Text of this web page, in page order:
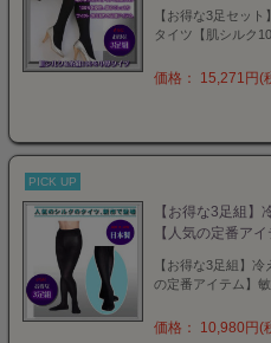
【お得な3足セッ
タイツ【肌シルク
価格： 15,271円(
PICK UP
【お得な3足組】
【人気の定番ア
【お得な3足組】
の定番アイテム】
価格： 10,980円(